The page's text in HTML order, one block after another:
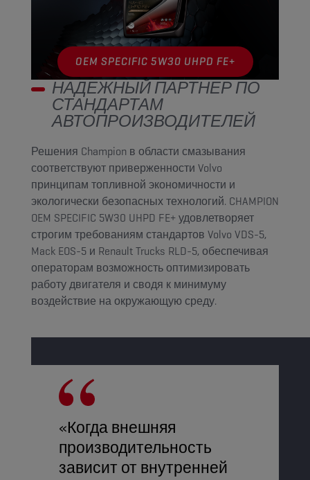
OEM SPECIFIC 5W30 UHPD FE+
НАДЕЖНЫЙ ПАРТНЕР ПО
СТАНДАРТАМ
АВТОПРОИЗВОДИТЕЛЕЙ
Решения Champion в области смазывания
соответствуют приверженности Volvo
принципам топливной экономичности и
экологически безопасных технологий. CHAMPION
OEM SPECIFIC 5W30 UHPD FE+ удовлетворяет
строгим требованиям стандартов Volvo VDS-5,
Mack EOS-5 и Renault Trucks RLD-5, обеспечивая
операторам возможность оптимизировать
работу двигателя и сводя к минимуму
воздействие на окружающую среду.
«Когда внешняя
производительность
зависит от внутренней